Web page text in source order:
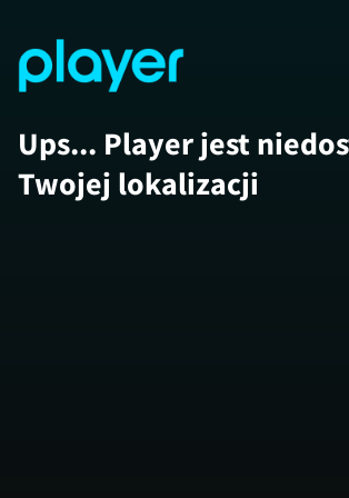
Ups... Player jest
Twojej lokalizacji